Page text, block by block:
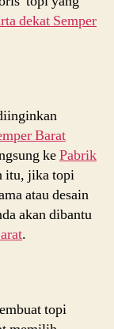
dekat Semper
Barat
kePabrik
itu, jika topi
atau desain
akan dibantu
.
topi